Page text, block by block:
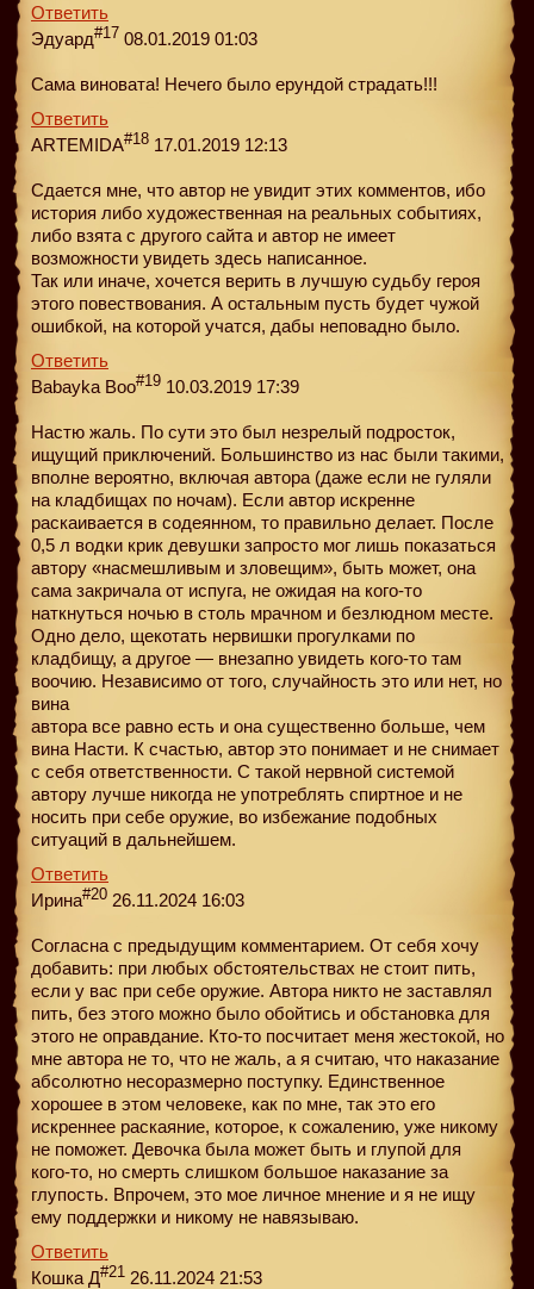
Ответить
Эдуард#17 08.01.2019 01:03
Сама виновата! Нечего было ерундой страдать!!!
Ответить
ARTEMIDA#18 17.01.2019 12:13
Сдается мне, что автор не увидит этих комментов, ибо
история либо художественная на реальных событиях,
либо взята с другого сайта и автор не имеет
возможности увидеть здесь написанное.
Так или иначе, хочется верить в лучшую судьбу героя
этого повествования. А остальным пусть будет чужой
ошибкой, на которой учатся, дабы неповадно было.
Ответить
Babayka Boo#19 10.03.2019 17:39
Настю жаль. По сути это был незрелый подросток,
ищущий приключений. Большинство из нас были такими,
вполне вероятно, включая автора (даже если не гуляли
на кладбищах по ночам). Если автор искренне
раскаивается в содеянном, то правильно делает. После
0,5 л водки крик девушки запросто мог лишь показаться
автору «насмешливым и зловещим», быть может, она
сама закричала от испуга, не ожидая на кого-то
наткнуться ночью в столь мрачном и безлюдном месте.
Одно дело, щекотать нервишки прогулками по
кладбищу, а другое — внезапно увидеть кого-то там
воочию. Независимо от того, случайность это или нет, но
вина
автора все равно есть и она существенно больше, чем
вина Насти. К счастью, автор это понимает и не снимает
с себя ответственности. С такой нервной системой
автору лучше никогда не употреблять спиртное и не
носить при себе оружие, во избежание подобных
ситуаций в дальнейшем.
Ответить
Ирина#20 26.11.2024 16:03
Согласна с предыдущим комментарием. От себя хочу
добавить: при любых обстоятельствах не стоит пить,
если у вас при себе оружие. Автора никто не заставлял
пить, без этого можно было обойтись и обстановка для
этого не оправдание. Кто-то посчитает меня жестокой, но
мне автора не то, что не жаль, а я считаю, что наказание
абсолютно несоразмерно поступку. Единственное
хорошее в этом человеке, как по мне, так это его
искреннее раскаяние, которое, к сожалению, уже никому
не поможет. Девочка была может быть и глупой для
кого-то, но смерть слишком большое наказание за
глупость. Впрочем, это мое личное мнение и я не ищу
ему поддержки и никому не навязываю.
Ответить
Кошка Д#21 26.11.2024 21:53